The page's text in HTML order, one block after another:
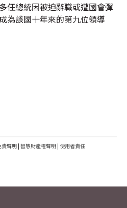
任總統因被迫辭職或遭國會彈
為該國十年來的第九位領導
責聲明 | 智慧財產權聲明 | 使用者責任